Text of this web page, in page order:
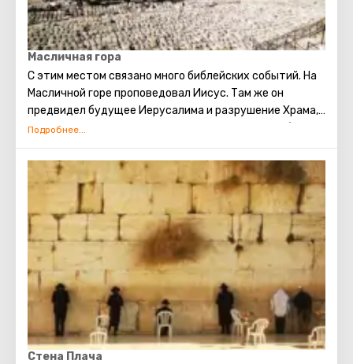
Масличная гора
С этим местом связано много библейских событий. На
Масличной горе проповедовал Иисус. Там же он
предвидел будущее Иерусалима и разрушение Храма,
молился в оливковой роще Гефсиманского сада, был
апостолов – Иуды. Также, пророком Захарией в
древности было сделано предсказание о конце света.
По нему Масличная гора расколется на две части, и
тогда начнётся воскрешение мёртвых. На западном
склоне горы находится иудейское кладбище, где
когда-то был похоронен сын царя Давида- Авессалом,
а сейчас там хоронят видных государственных
деятелей Израиля.
Стена Плача